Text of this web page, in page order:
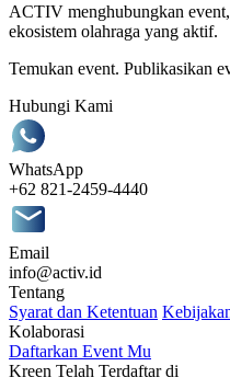
ACTIV menghubungkan
ekosistem olahraga yang aktif.
Temukan event. Publikasikan
Hubungi Kami
WhatsApp
+62 821-2459-4440
Email
info@activ.id
Tentang
Syarat dan Ketentuan
Kolaborasi
Daftarkan Event Mu
Kreen Telah Terdaftar di